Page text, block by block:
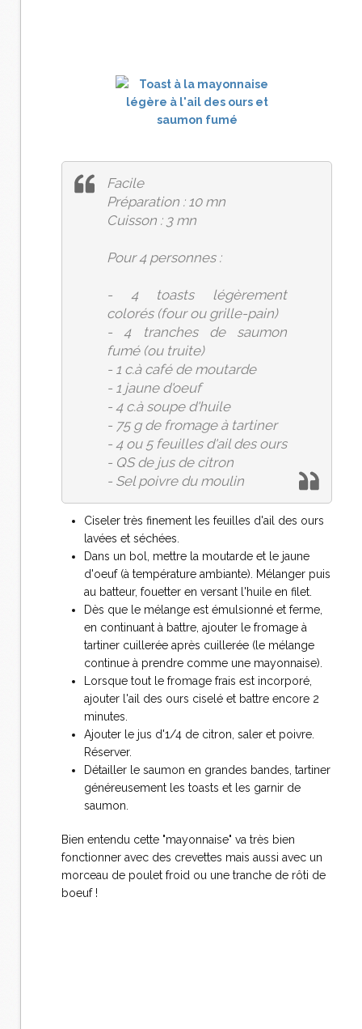
Facile
Préparation : 10 mn
Cuisson : 3 mn
Pour 4 personnes :
- 4 toasts légèrement
colorés (four ou grille-pain)
- 4 tranches de saumon
fumé (ou truite)
- 1 c.à café de moutarde
- 1 jaune d'oeuf
- 4 c.à soupe d'huile
- 75 g de fromage à tartiner
- 4 ou 5 feuilles d'ail des ours
- QS de jus de citron
- Sel poivre du moulin
Ciseler très finement les feuilles d'ail des ours
lavées et séchées.
Dans un bol, mettre la moutarde et le jaune
d'oeuf (à température ambiante). Mélanger puis
au batteur, fouetter en versant l'huile en filet.
Dès que le mélange est émulsionné et ferme,
en continuant à battre, ajouter le fromage à
tartiner cuillerée après cuillerée (le mélange
continue à prendre comme une mayonnaise).
Lorsque tout le fromage frais est incorporé,
ajouter l'ail des ours ciselé et battre encore 2
minutes.
Ajouter le jus d'1/4 de citron, saler et poivre.
Réserver.
Détailler le saumon en grandes bandes, tartiner
généreusement les toasts et les garnir de
saumon.
Bien entendu cette "mayonnaise" va très bien
fonctionner avec des crevettes mais aussi avec un
morceau de poulet froid ou une tranche de rôti de
boeuf !